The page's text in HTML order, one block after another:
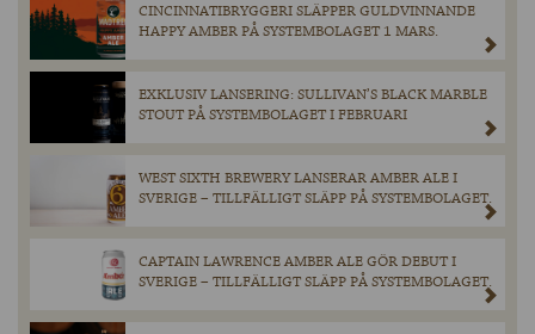
CINCINNATIBRYGGERI SLÄPPER GULDVINNANDE
HAPPY AMBER PÅ SYSTEMBOLAGET 1 MARS.
EXKLUSIV LANSERING: SULLIVAN’S BLACK MARBLE
STOUT PÅ SYSTEMBOLAGET I FEBRUARI
WEST SIXTH BREWERY LANSERAR AMBER ALE I
SVERIGE – TILLFÄLLIGT SLÄPP PÅ SYSTEMBOLAGET.
CAPTAIN LAWRENCE AMBER ALE GÖR DEBUT I
SVERIGE – TILLFÄLLIGT SLÄPP PÅ SYSTEMBOLAGET.